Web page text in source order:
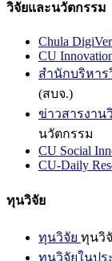
วิจัยและนวัตกรรม
Chula
CU
สำนักบริหาร
(สบจ.)
ข่าวสารงาน
นวัตกรรม
CU Social
CU-Daily
ทุนวิจัย
ทุนวิจัย ทุนวิ
ทุนวิจัยในปร